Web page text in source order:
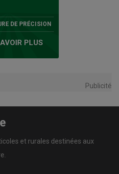
DE PRÉCISION
PLUS
Publicité
et rurales destinées aux